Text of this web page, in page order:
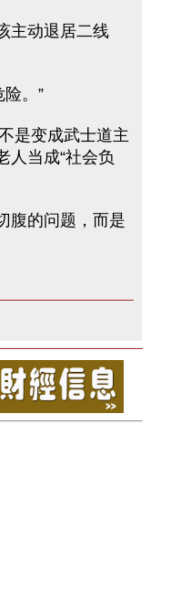
主动退居二线
。”
是变成武士道主
人当成“社会负
腹的问题，而是